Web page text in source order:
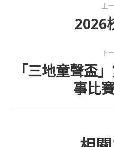
上
2026
下
「三地童聲盃
事比